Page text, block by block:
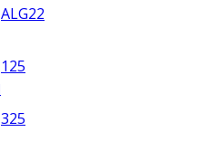
ALG22
125
325